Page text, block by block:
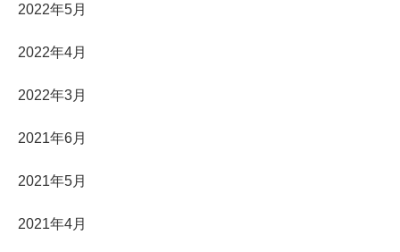
2022年5月
2022年4月
2022年3月
2021年6月
2021年5月
2021年4月